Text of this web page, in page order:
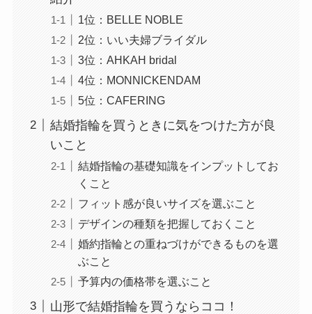
1位：BELLE NOBLE
2位：いい夫婦ブライダル
3位：AHKAH bridal
4位：MONNICKENDAM
5位：CAFERING
結婚指輪を買うときに気をつけた方が良
いこと
結婚指輪の基礎知識をインプットしてお
くこと
フィット感が良いサイズを選ぶこと
デザインの種類を把握しておくこと
婚約指輪との重ねづけができるものを選
ぶこと
予算内の価格帯を選ぶこと
山形で結婚指輪を買うならココ！